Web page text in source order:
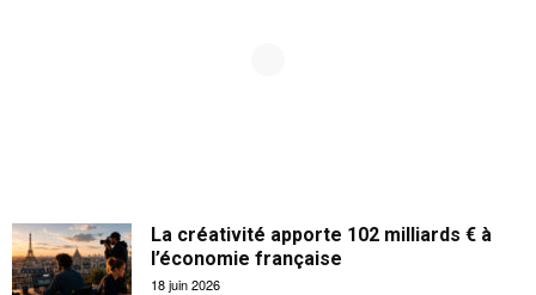
La créativité apporte 102 milliards € à
l’économie française
18 juin 2026